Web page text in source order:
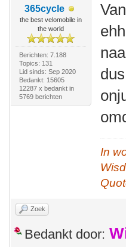
365cycle
the best velomobile in
the world
Berichten: 7.188
Topics: 131
Lid sinds: Sep 2020
Bedankt: 15605
12287 x bedankt in
5769 berichten
In
Zoek
Bedankt door: